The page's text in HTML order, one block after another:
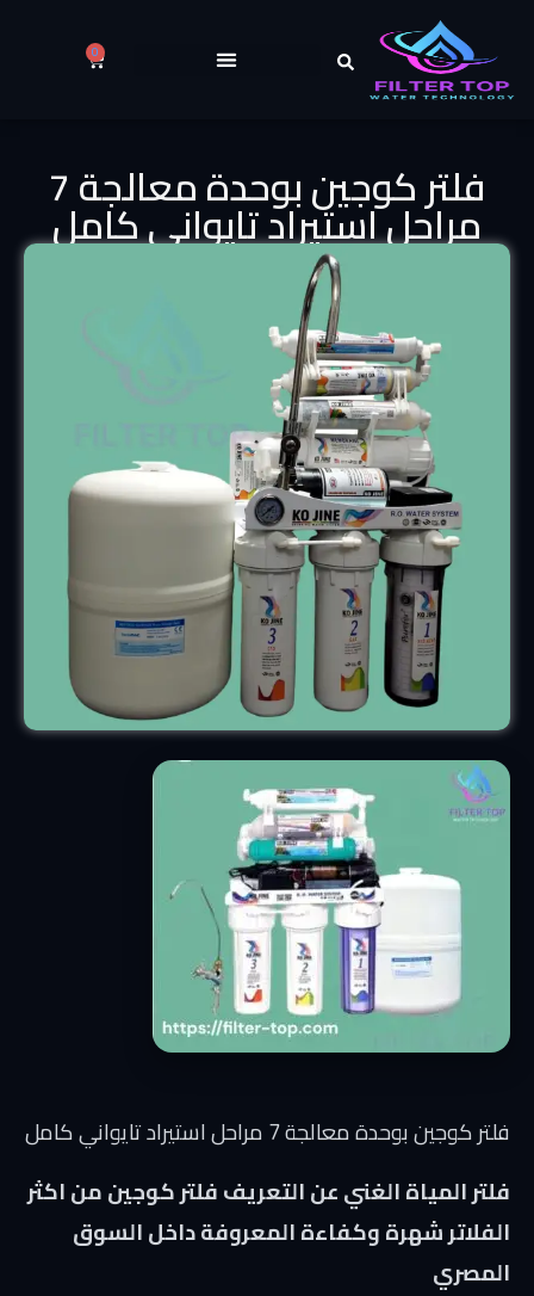
0
فلتر كوجين بوحدة معالجة 7
مراحل استيراد تايواني كامل
فلتر كوجين بوحدة معالجة 7 مراحل استيراد تايواني كامل
فلتر المياة الغني عن التعريف فلتر كوجين من اكثر
الفلاتر شهرة وكفاءة المعروفة داخل السوق
المصري